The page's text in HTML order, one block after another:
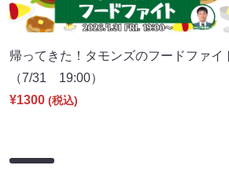
帰ってきた！タモンズのフードファイ
（7/31 19:00）
¥1300 (税込)